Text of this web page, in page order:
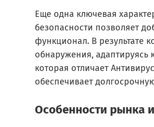
Еще одна ключевая
безопасности позволяет
функционал. В результате
обнаружения, адаптируясь
которая отличает
обеспечивает
Особенности рынка